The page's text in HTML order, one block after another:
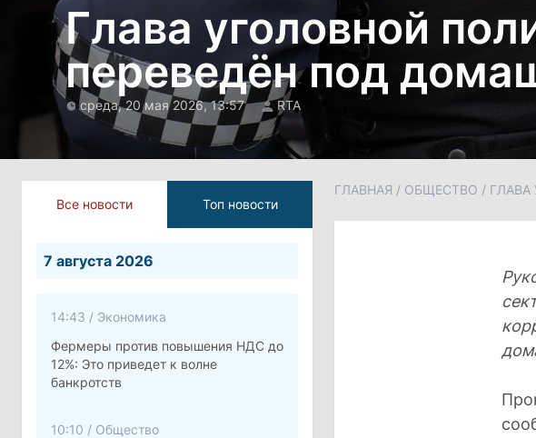
Глава уголовной
переведён под
среда, 20 мая 2026, 13:57 RTA
Все новости Топ новости
7 августа 2026
14:43 / Экономика
Фермеры против повышения НДС до
12%: Это приведет к волне
банкротств
10:10 / Общество
ГЛАВНАЯ / ОБЩЕСТВО /